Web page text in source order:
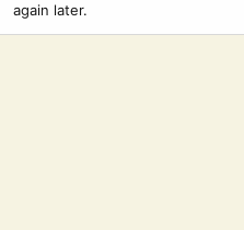
again later.